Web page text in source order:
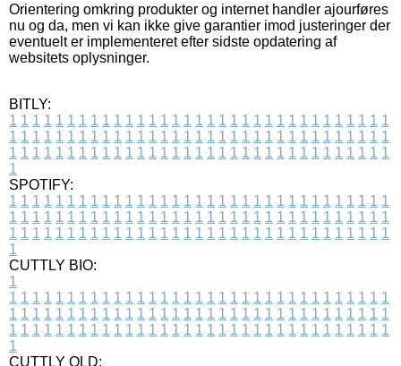
Orientering omkring produkter og internet handler ajourføres
nu og da, men vi kan ikke give garantier imod justeringer der
eventuelt er implementeret efter sidste opdatering af
websitets oplysninger.
BITLY:
1 1 1 1 1 1 1 1 1 1 1 1 1 1 1 1 1 1 1 1 1 1 1 1 1 1 1 1 1 1 1 1 1
1 1 1 1 1 1 1 1 1 1 1 1 1 1 1 1 1 1 1 1 1 1 1 1 1 1 1 1 1 1 1 1 1
1 1 1 1 1 1 1 1 1 1 1 1 1 1 1 1 1 1 1 1 1 1 1 1 1 1 1 1 1 1 1 1 1
1
SPOTIFY:
1 1 1 1 1 1 1 1 1 1 1 1 1 1 1 1 1 1 1 1 1 1 1 1 1 1 1 1 1 1 1 1 1
1 1 1 1 1 1 1 1 1 1 1 1 1 1 1 1 1 1 1 1 1 1 1 1 1 1 1 1 1 1 1 1 1
1 1 1 1 1 1 1 1 1 1 1 1 1 1 1 1 1 1 1 1 1 1 1 1 1 1 1 1 1 1 1 1 1
1
CUTTLY BIO:
1
1 1 1 1 1 1 1 1 1 1 1 1 1 1 1 1 1 1 1 1 1 1 1 1 1 1 1 1 1 1 1 1 1
1 1 1 1 1 1 1 1 1 1 1 1 1 1 1 1 1 1 1 1 1 1 1 1 1 1 1 1 1 1 1 1 1
1 1 1 1 1 1 1 1 1 1 1 1 1 1 1 1 1 1 1 1 1 1 1 1 1 1 1 1 1 1 1 1 1
1
CUTTLY OLD: